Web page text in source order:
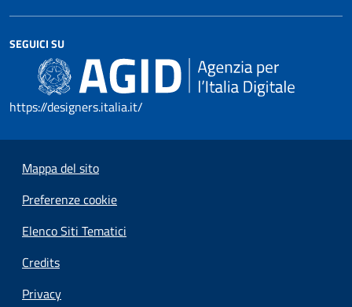
SEGUICI SU
https://designers.italia.it/
Mappa del sito
Preferenze cookie
Elenco Siti Tematici
Credits
Privacy